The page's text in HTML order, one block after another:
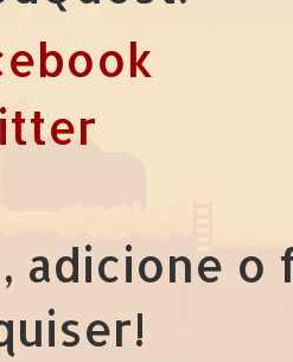
adicione